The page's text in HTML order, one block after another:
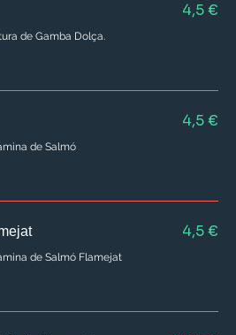
de Gamba Dolça.
4,5 €
de Salmó
4,5 €
de Salmó Flamejat
4,5 €